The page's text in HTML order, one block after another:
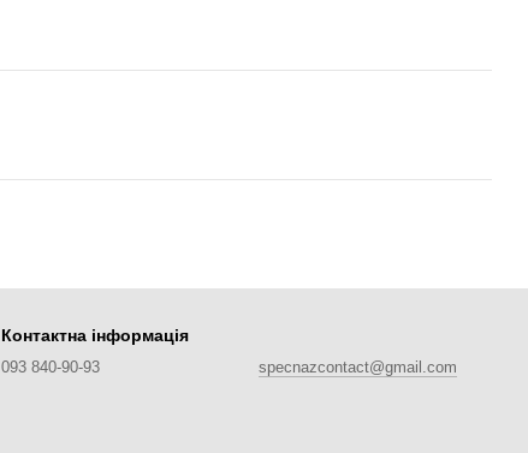
Контактна інформація
093 840-90-93 specnazcontact@gmail.com